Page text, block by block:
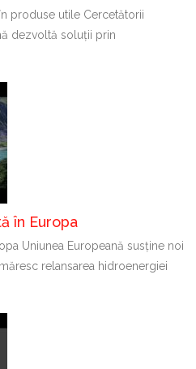
produse utile Cercetătorii
dezvoltă soluții prin
în Europa
Uniunea Europeană susține noi
relansarea hidroenergiei